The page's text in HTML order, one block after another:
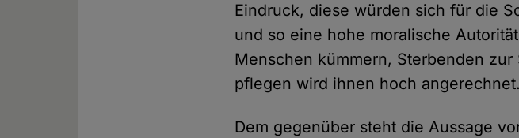
Eindruck, diese würden sich für die
und so eine hohe moralische
Menschen kümmern, Sterbenden
pflegen wird ihnen hoch angerechnet.
Dem gegenüber steht die Aussage